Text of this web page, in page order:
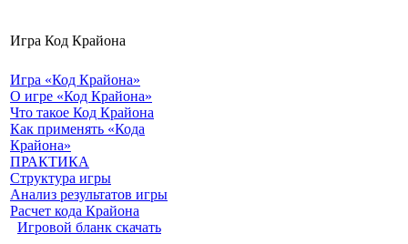
Игра Код Крайона
Игра «Код Крайона»
О игре «Код Крайона»
Что такое Код Крайона
Как применять «Кода
Крайона»
ПРАКТИКА
Структура игры
Анализ результатов игры
Расчет кода Крайона
Игровой бланк скачать